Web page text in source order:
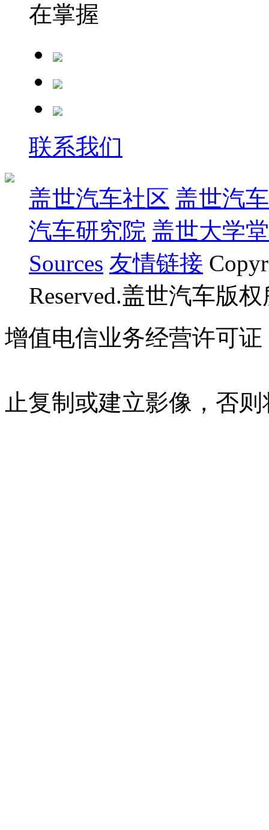
在掌握
联系我们
盖世汽车社区 盖世汽
汽车研究院 盖世大学堂
Sources 友情链接
Reserved.盖世汽车版
增值电信业务经营许可证
止复制或建立影像，否